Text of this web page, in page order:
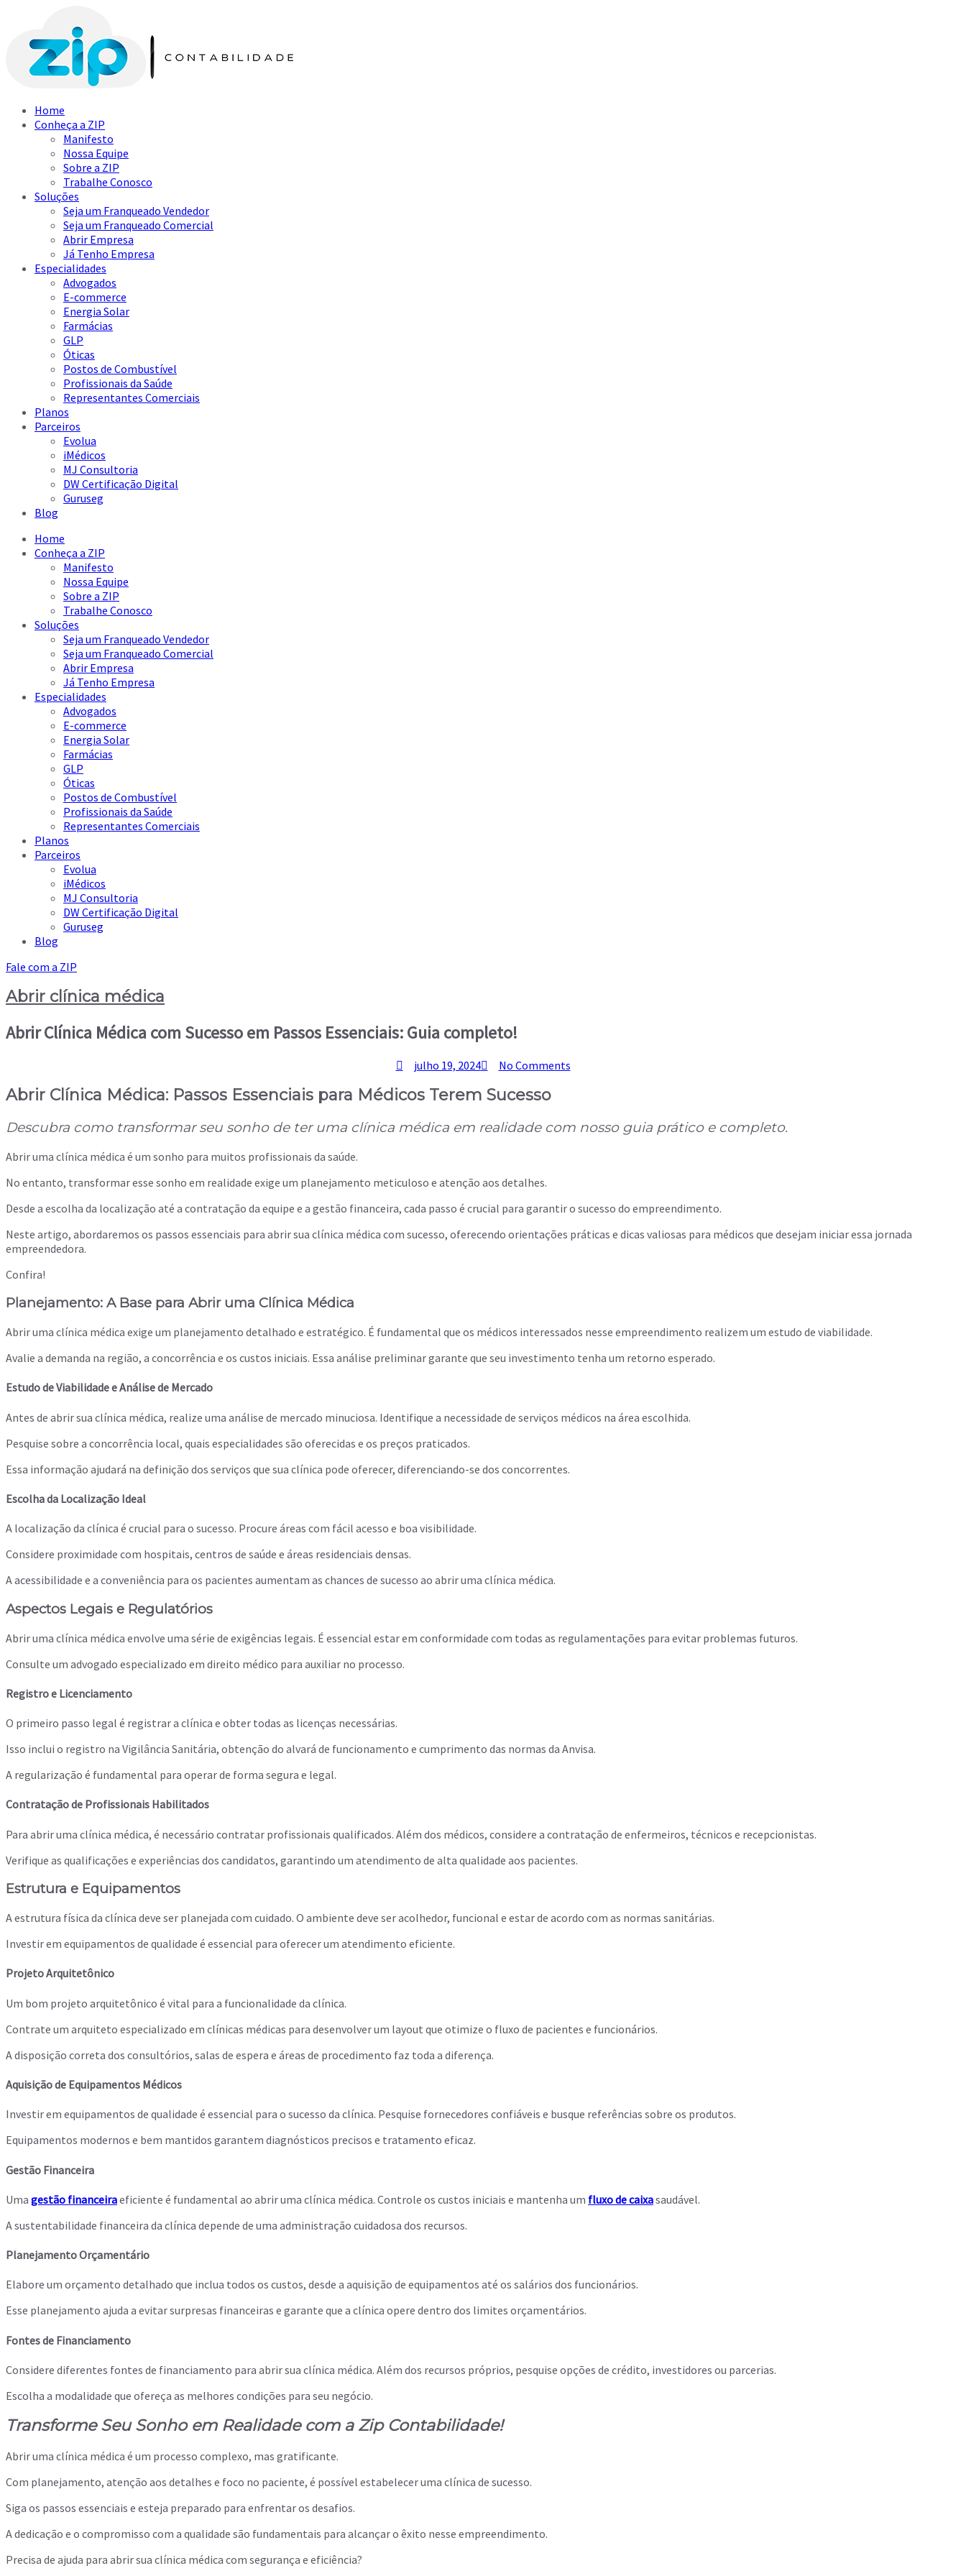
Home
Conheça a ZIP
Manifesto
Nossa Equipe
Sobre a ZIP
Trabalhe Conosco
Soluções
Seja um Franqueado Vendedor
Seja um Franqueado Comercial
Abrir Empresa
Já Tenho Empresa
Especialidades
Advogados
E-commerce
Energia Solar
Farmácias
GLP
Óticas
Postos de Combustível
Profissionais da Saúde
Representantes Comerciais
Planos
Parceiros
Evolua
iMédicos
MJ Consultoria
DW Certificação Digital
Guruseg
Blog
Home
Conheça a ZIP
Manifesto
Nossa Equipe
Sobre a ZIP
Trabalhe Conosco
Soluções
Seja um Franqueado Vendedor
Seja um Franqueado Comercial
Abrir Empresa
Já Tenho Empresa
Especialidades
Advogados
E-commerce
Energia Solar
Farmácias
GLP
Óticas
Postos de Combustível
Profissionais da Saúde
Representantes Comerciais
Planos
Parceiros
Evolua
iMédicos
MJ Consultoria
DW Certificação Digital
Guruseg
Blog
Fale com a ZIP
Abrir clínica médica
Abrir Clínica Médica com Sucesso em Passos Essenciais: Guia completo!
julho 19, 2024 No Comments
Abrir Clínica Médica: Passos Essenciais para Médicos Terem Sucesso
Descubra como transformar seu sonho de ter uma clínica médica em realidade com nosso guia prático e completo.
Abrir uma clínica médica é um sonho para muitos profissionais da saúde.
No entanto, transformar esse sonho em realidade exige um planejamento meticuloso e atenção aos detalhes.
Desde a escolha da localização até a contratação da equipe e a gestão financeira, cada passo é crucial para garantir o sucesso do empreendimento.
Neste artigo, abordaremos os passos essenciais para abrir sua clínica médica com sucesso, oferecendo orientações práticas e dicas valiosas para médicos que desejam iniciar essa jornada
empreendedora.
Confira!
Planejamento: A Base para Abrir uma Clínica Médica
Abrir uma clínica médica exige um planejamento detalhado e estratégico. É fundamental que os médicos interessados nesse empreendimento realizem um estudo de viabilidade.
Avalie a demanda na região, a concorrência e os custos iniciais. Essa análise preliminar garante que seu investimento tenha um retorno esperado.
Estudo de Viabilidade e Análise de Mercado
Antes de abrir sua clínica médica, realize uma análise de mercado minuciosa. Identifique a necessidade de serviços médicos na área escolhida.
Pesquise sobre a concorrência local, quais especialidades são oferecidas e os preços praticados.
Essa informação ajudará na definição dos serviços que sua clínica pode oferecer, diferenciando-se dos concorrentes.
Escolha da Localização Ideal
A localização da clínica é crucial para o sucesso. Procure áreas com fácil acesso e boa visibilidade.
Considere proximidade com hospitais, centros de saúde e áreas residenciais densas.
A acessibilidade e a conveniência para os pacientes aumentam as chances de sucesso ao abrir uma clínica médica.
Aspectos Legais e Regulatórios
Abrir uma clínica médica envolve uma série de exigências legais. É essencial estar em conformidade com todas as regulamentações para evitar problemas futuros.
Consulte um advogado especializado em direito médico para auxiliar no processo.
Registro e Licenciamento
O primeiro passo legal é registrar a clínica e obter todas as licenças necessárias.
Isso inclui o registro na Vigilância Sanitária, obtenção do alvará de funcionamento e cumprimento das normas da Anvisa.
A regularização é fundamental para operar de forma segura e legal.
Contratação de Profissionais Habilitados
Para abrir uma clínica médica, é necessário contratar profissionais qualificados. Além dos médicos, considere a contratação de enfermeiros, técnicos e recepcionistas.
Verifique as qualificações e experiências dos candidatos, garantindo um atendimento de alta qualidade aos pacientes.
Estrutura e Equipamentos
A estrutura física da clínica deve ser planejada com cuidado. O ambiente deve ser acolhedor, funcional e estar de acordo com as normas sanitárias.
Investir em equipamentos de qualidade é essencial para oferecer um atendimento eficiente.
Projeto Arquitetônico
Um bom projeto arquitetônico é vital para a funcionalidade da clínica.
Contrate um arquiteto especializado em clínicas médicas para desenvolver um layout que otimize o fluxo de pacientes e funcionários.
A disposição correta dos consultórios, salas de espera e áreas de procedimento faz toda a diferença.
Aquisição de Equipamentos Médicos
Investir em equipamentos de qualidade é essencial para o sucesso da clínica. Pesquise fornecedores confiáveis e busque referências sobre os produtos.
Equipamentos modernos e bem mantidos garantem diagnósticos precisos e tratamento eficaz.
Gestão Financeira
Uma gestão financeiraeficiente é fundamental ao abrir uma clínica médica. Controle os custos iniciais e mantenha um fluxo de caixasaudável.
A sustentabilidade financeira da clínica depende de uma administração cuidadosa dos recursos.
Planejamento Orçamentário
Elabore um orçamento detalhado que inclua todos os custos, desde a aquisição de equipamentos até os salários dos funcionários.
Esse planejamento ajuda a evitar surpresas financeiras e garante que a clínica opere dentro dos limites orçamentários.
Fontes de Financiamento
Considere diferentes fontes de financiamento para abrir sua clínica médica. Além dos recursos próprios, pesquise opções de crédito, investidores ou parcerias.
Escolha a modalidade que ofereça as melhores condições para seu negócio.
Transforme Seu Sonho em Realidade com a Zip Contabilidade!
Abrir uma clínica médica é um processo complexo, mas gratificante.
Com planejamento, atenção aos detalhes e foco no paciente, é possível estabelecer uma clínica de sucesso.
Siga os passos essenciais e esteja preparado para enfrentar os desafios.
A dedicação e o compromisso com a qualidade são fundamentais para alcançar o êxito nesse empreendimento.
Precisa de ajuda para abrir sua clínica médica com segurança e eficiência?